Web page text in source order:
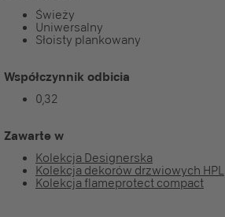
Świeży
Uniwersalny
Słoisty plankowany
Współczynnik odbicia
0,32
Zawarte w
Kolekcja Designerska
Kolekcja dekorów drzwiowych HPL
Kolekcja flameprotect compact